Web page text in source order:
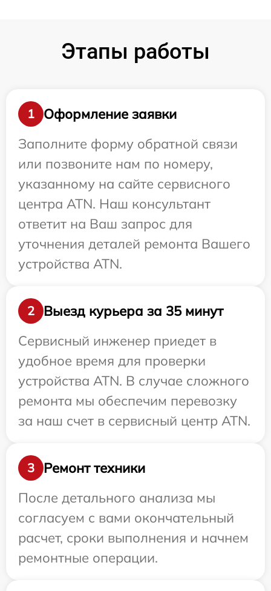
Этапы работы
1
Оформление заявки
Заполните форму обратной связи
или позвоните нам по номеру,
указанному на сайте сервисного
центра ATN. Наш консультант
ответит на Ваш запрос для
уточнения деталей ремонта Вашего
устройства ATN.
2
Выезд курьера за 35 минут
Сервисный инженер приедет в
удобное время для проверки
устройства ATN. В случае сложного
ремонта мы обеспечим перевозку
за наш счет в сервисный центр ATN.
3
Ремонт техники
После детального анализа мы
согласуем с вами окончательный
расчет, сроки выполнения и начнем
ремонтные операции.